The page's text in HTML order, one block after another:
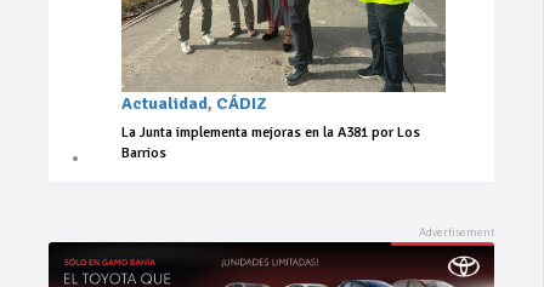
Actualidad, CÁDIZ
La Junta implementa mejoras en la A381 por Los
Barrios